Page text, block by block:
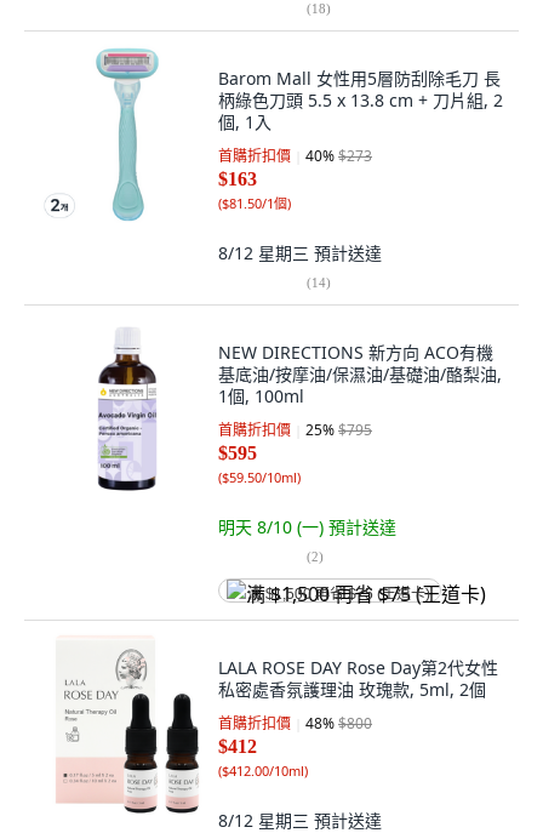
(18)
Barom Mall 女性用5層防刮除毛刀 長
柄綠色刀頭 5.5 x 13.8 cm + 刀片組, 2
個, 1入
首購折扣價 40%$273
$163
($81.50/1個)
8/12 星期三 預計送達
(14)
NEW DIRECTIONS 新方向 ACO有機
基底油/按摩油/保濕油/基礎油/酪梨油,
1個, 100ml
首購折扣價 25%$795
$595
($59.50/10ml)
明天 8/10 (一) 預計送達
(2)
满 $1,500 再省 $75 (王道卡)
LALA ROSE DAY Rose Day第2代女性
私密處香氛護理油 玫瑰款, 5ml, 2個
首購折扣價 48%$800
$412
($412.00/10ml)
8/12 星期三 預計送達